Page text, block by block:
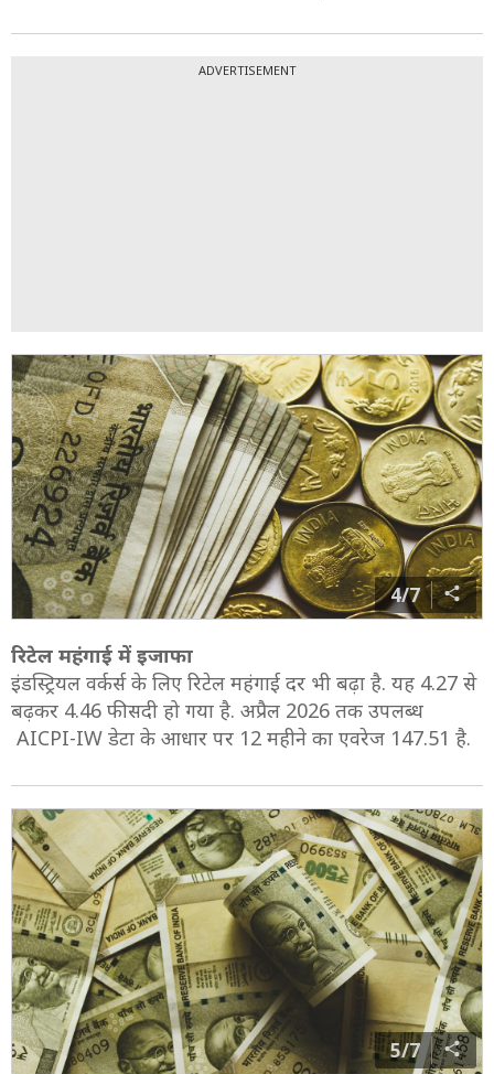
ADVERTISEMENT
4/7
रिटेल महंगाई में इजाफा
इंडस्‍ट्रियल वर्कर्स के लिए रिटेल महंगाई दर भी बढ़ा है. यह 4.27 से
बढ़कर 4.46 फीसदी हो गया है. अप्रैल 2026 तक उपलब्ध
AICPI-IW डेटा के आधार पर 12 महीने का एवरेज 147.51 है.
5/7